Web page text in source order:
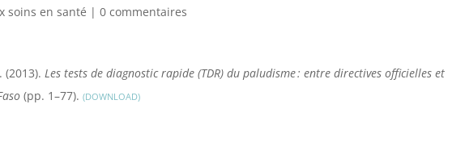
soins en santé |0 commentaires
(2013).Les tests de diagnostic rapide (TDR) du paludisme : entre directives officielles et
(pp. 1–77). DOWNLOAD